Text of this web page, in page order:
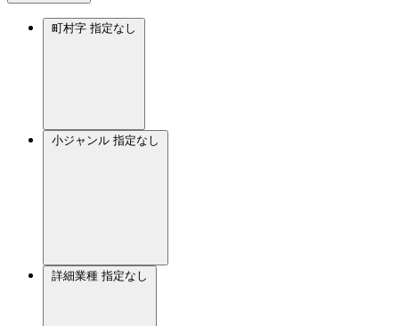
町村字 指定なし
小ジャンル 指定なし
詳細業種 指定なし